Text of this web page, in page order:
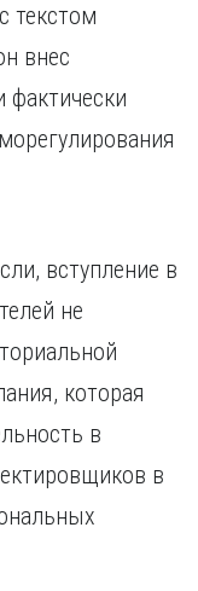
текстом
внес
фактически
вступление в
не
которая
в
в